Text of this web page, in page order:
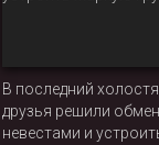
В последний
друзья решили
невестами и